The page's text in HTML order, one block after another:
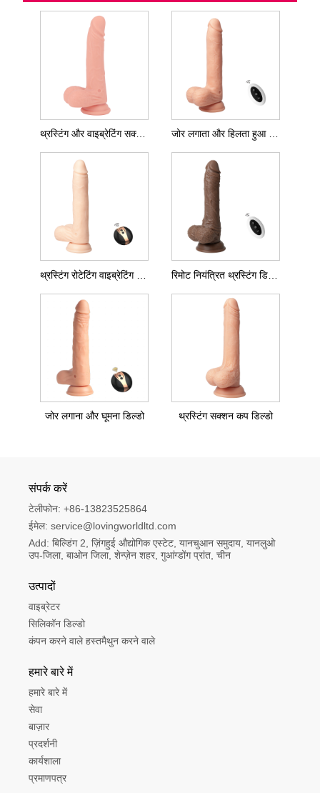
थ्रस्टिंग और वाइब्रेटिंग सक्शन कप डिल्डो
रिमोट नियंत्रित थ्रस्टिंग डिल्डो
जोर लगाना और घूमना डिल्डो थ्रस्टिंग सक्शन कप डिल्डो
संपर्क करें
टेलीफोन: +86-13823525864
ईमेल: service@lovingworldltd.com
Add: बिल्डिंग 2, ज़िंगहुई औद्योगिक एस्टेट, यानचुआन समुदाय, यानलुओ
उप-जिला, बाओन जिला, शेन्ज़ेन शहर, गुआंग्डोंग प्रांत, चीन
उत्पादों
वाइब्रेटर
सिलिकॉन डिल्डो
कंपन करने वाले हस्तमैथुन करने वाले
हमारे बारे में
हमारे बारे में
सेवा
बाज़ार
प्रदर्शनी
कार्यशाला
प्रमाणपत्र